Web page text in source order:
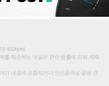
400byte)
를 훼손하는 댓글은 관련 법률에 의해 제재
가 내용에 포함되거나 인신공격성 글은 관